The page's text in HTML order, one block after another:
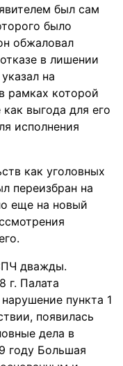
был сам
было
обжаловал
в лишении
на
рамках которой
выгода для его
исполнения
как уголовных
переизбран на
еще на новый
дважды.
г. Палата
пункта 1
появилась
дела в
году Большая